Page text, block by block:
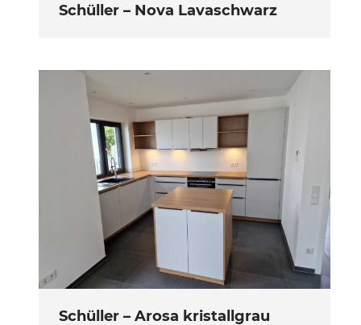
Schüller – Nova Lavaschwarz
Schüller – Arosa kristallgrau